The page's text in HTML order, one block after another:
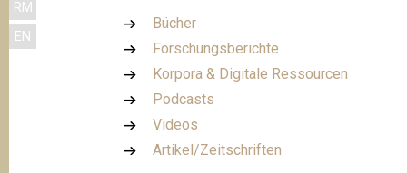
RM
EN
Bücher
Forschungsberichte
Korpora & Digitale Ressourcen
Podcasts
Videos
Artikel/Zeitschriften